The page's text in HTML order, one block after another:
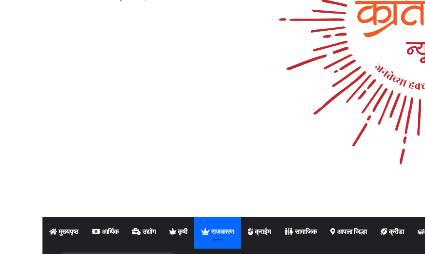
मुख्यपृष्ठ आर्थिक उद्योग कृषी राजकारण क्राईम सामाजिक आपला जिल्हा क्रीडा